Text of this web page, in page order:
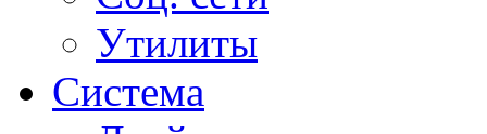
Утилиты
Система